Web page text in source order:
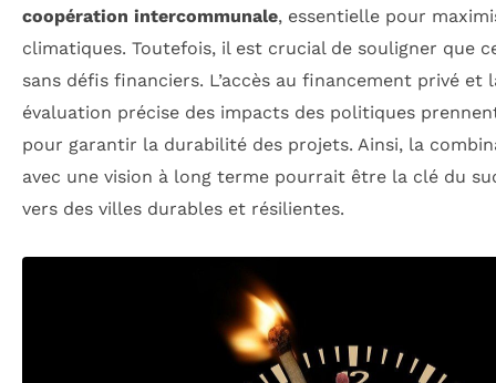
coopération intercommunale, essentielle pour
climatiques. Toutefois, il est crucial de souligner que
sans défis financiers. L’accès au financement privé et
évaluation précise des impacts des politiques
pour garantir la durabilité des projets. Ainsi, la
avec une vision à long terme pourrait être la clé du
vers des villes durables et résilientes.